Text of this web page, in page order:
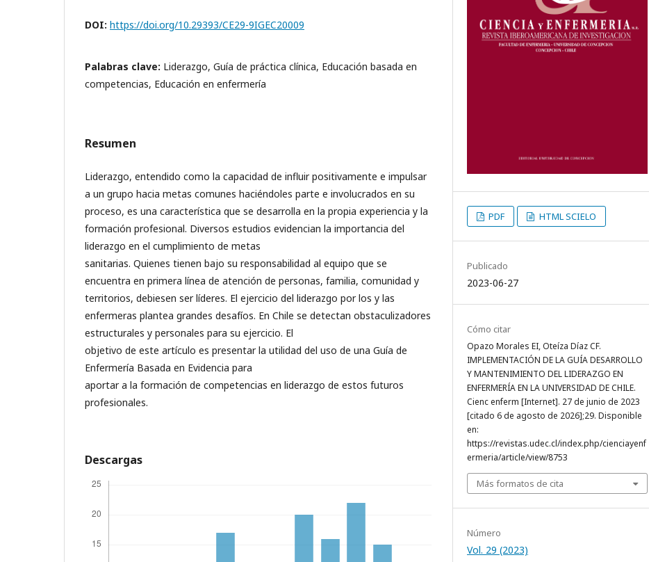
DOI: https://doi.org/10.29393/CE29-9IGEC20009
Palabras clave: Liderazgo, Guía de práctica clínica, Educación basada en
competencias, Educación en enfermería
Resumen
Liderazgo, entendido como la capacidad de influir positivamente e impulsar
a un grupo hacia metas comunes haciéndoles parte e involucrados en su
proceso, es una característica que se desarrolla en la propia experiencia y la
formación profesional. Diversos estudios evidencian la importancia del
liderazgo en el cumplimiento de metas
sanitarias. Quienes tienen bajo su responsabilidad al equipo que se
encuentra en primera línea de atención de personas, familia, comunidad y
territorios, debiesen ser líderes. El ejercicio del liderazgo por los y las
enfermeras plantea grandes desafíos. En Chile se detectan obstaculizadores
estructurales y personales para su ejercicio. El
objetivo de este artículo es presentar la utilidad del uso de una Guía de
Enfermería Basada en Evidencia para
aportar a la formación de competencias en liderazgo de estos futuros
profesionales.
Descargas
PDF HTML SCIELO
Publicado
2023-06-27
Cómo citar
Opazo Morales EI, Oteíza Díaz CF.
IMPLEMENTACIÓN DE LA GUÍA DESARROLLO
Y MANTENIMIENTO DEL LIDERAZGO EN
ENFERMERÍA EN LA UNIVERSIDAD DE CHILE.
Cienc enferm [Internet]. 27 de junio de 2023
[citado 6 de agosto de 2026];29. Disponible
en:
https://revistas.udec.cl/index.php/cienciayenf
ermeria/article/view/8753
Más formatos de cita
Número
Vol. 29 (2023)